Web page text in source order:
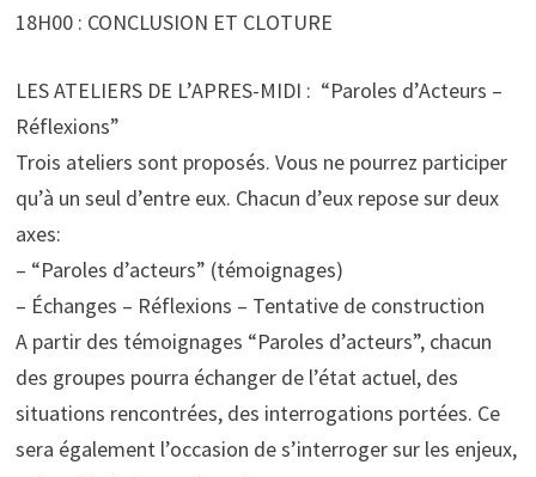
18H00 : CONCLUSION ET CLOTURE
LES ATELIERS DE L’APRES-MIDI : “Paroles d’Acteurs –
Réflexions”
Trois ateliers sont proposés. Vous ne pourrez participer
qu’à un seul d’entre eux. Chacun d’eux repose sur deux
axes:
– “Paroles d’acteurs” (témoignages)
– Échanges – Réflexions – Tentative de construction
A partir des témoignages “Paroles d’acteurs”, chacun
des groupes pourra échanger de l’état actuel, des
situations rencontrées, des interrogations portées. Ce
sera également l’occasion de s’interroger sur les enjeux,